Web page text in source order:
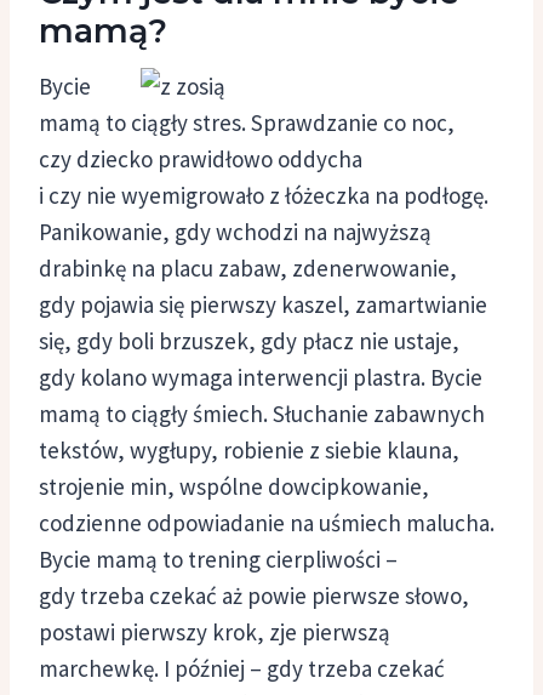
mamą?
Bycie
mamą to ciągły stres. Sprawdzanie co noc,
czy dziecko prawidłowo oddycha
i czy nie wyemigrowało z łóżeczka na podłogę.
Panikowanie, gdy wchodzi na najwyższą
drabinkę na placu zabaw, zdenerwowanie,
gdy pojawia się pierwszy kaszel, zamartwianie
się, gdy boli brzuszek, gdy płacz nie ustaje,
gdy kolano wymaga interwencji plastra. Bycie
mamą to ciągły śmiech. Słuchanie zabawnych
tekstów, wygłupy, robienie z siebie klauna,
strojenie min, wspólne dowcipkowanie,
codzienne odpowiadanie na uśmiech malucha.
Bycie mamą to trening cierpliwości –
gdy trzeba czekać aż powie pierwsze słowo,
postawi pierwszy krok, zje pierwszą
marchewkę. I później – gdy trzeba czekać